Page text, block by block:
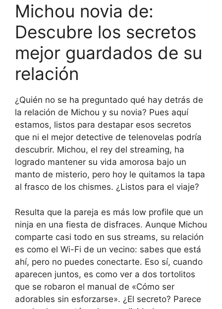
Michou novia de:
Descubre los secretos
mejor guardados de su
relación
¿Quién no se ha preguntado qué hay detrás de
la relación de Michou y su novia? Pues aquí
estamos, listos para destapar esos secretos
que ni el mejor detective de telenovelas podría
descubrir. Michou, el rey del streaming, ha
logrado mantener su vida amorosa bajo un
manto de misterio, pero hoy le quitamos la tapa
al frasco de los chismes. ¿Listos para el viaje?
Resulta que la pareja es más low profile que un
ninja en una fiesta de disfraces. Aunque Michou
comparte casi todo en sus streams, su relación
es como el Wi-Fi de un vecino: sabes que está
ahí, pero no puedes conectarte. Eso sí, cuando
aparecen juntos, es como ver a dos tortolitos
que se robaron el manual de «Cómo ser
adorables sin esforzarse». ¿El secreto? Parece